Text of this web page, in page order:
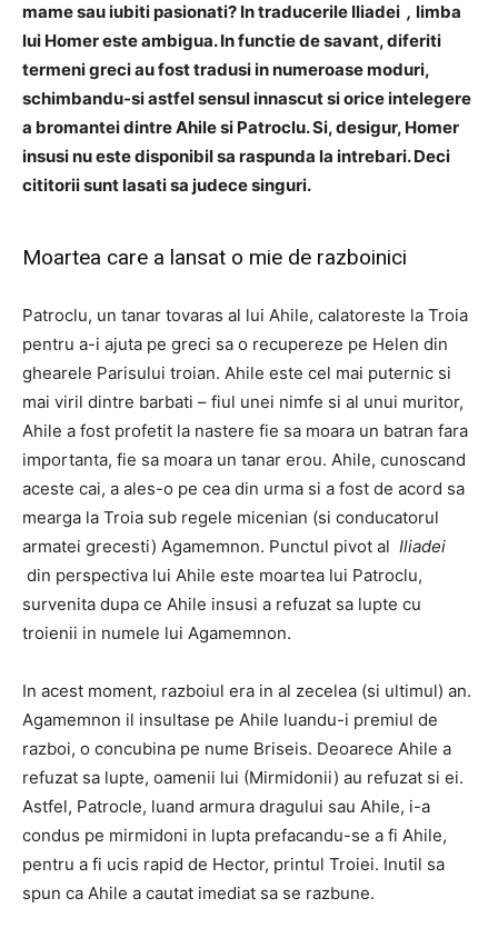
mame sau iubiti pasionati? In traducerile Iliadei , limba
lui Homer este ambigua. In functie de savant, diferiti
termeni greci au fost tradusi in numeroase moduri,
schimbandu-si astfel sensul innascut si orice intelegere
a bromantei dintre Ahile si Patroclu. Si, desigur, Homer
insusi nu este disponibil sa raspunda la intrebari. Deci
cititorii sunt lasati sa judece singuri.
Moartea care a lansat o mie de razboinici
Patroclu, un tanar tovaras al lui Ahile, calatoreste la Troia
pentru a-i ajuta pe greci sa o recupereze pe Helen din
ghearele Parisului troian. Ahile este cel mai puternic si
mai viril dintre barbati – fiul unei nimfe si al unui muritor,
Ahile a fost profetit la nastere fie sa moara un batran fara
importanta, fie sa moara un tanar erou. Ahile, cunoscand
aceste cai, a ales-o pe cea din urma si a fost de acord sa
mearga la Troia sub regele micenian (si conducatorul
armatei grecesti) Agamemnon. Punctul pivot al Iliadei
din perspectiva lui Ahile este moartea lui Patroclu,
survenita dupa ce Ahile insusi a refuzat sa lupte cu
troienii in numele lui Agamemnon.
In acest moment, razboiul era in al zecelea (si ultimul) an.
Agamemnon il insultase pe Ahile luandu-i premiul de
razboi, o concubina pe nume Briseis. Deoarece Ahile a
refuzat sa lupte, oamenii lui (Mirmidonii) au refuzat si ei.
Astfel, Patrocle, luand armura dragului sau Ahile, i-a
condus pe mirmidoni in lupta prefacandu-se a fi Ahile,
pentru a fi ucis rapid de Hector, printul Troiei. Inutil sa
spun ca Ahile a cautat imediat sa se razbune.